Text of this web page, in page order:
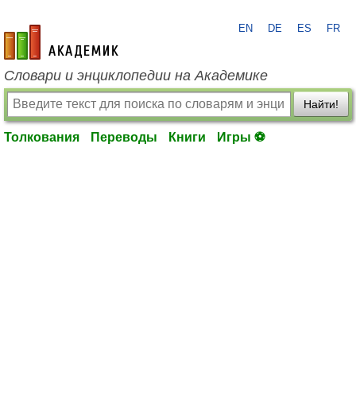
academic.ru
EN DE ES FR
Словари и энциклопедии на Академике
Найти!
Толкования Переводы Книги Игры ⚽